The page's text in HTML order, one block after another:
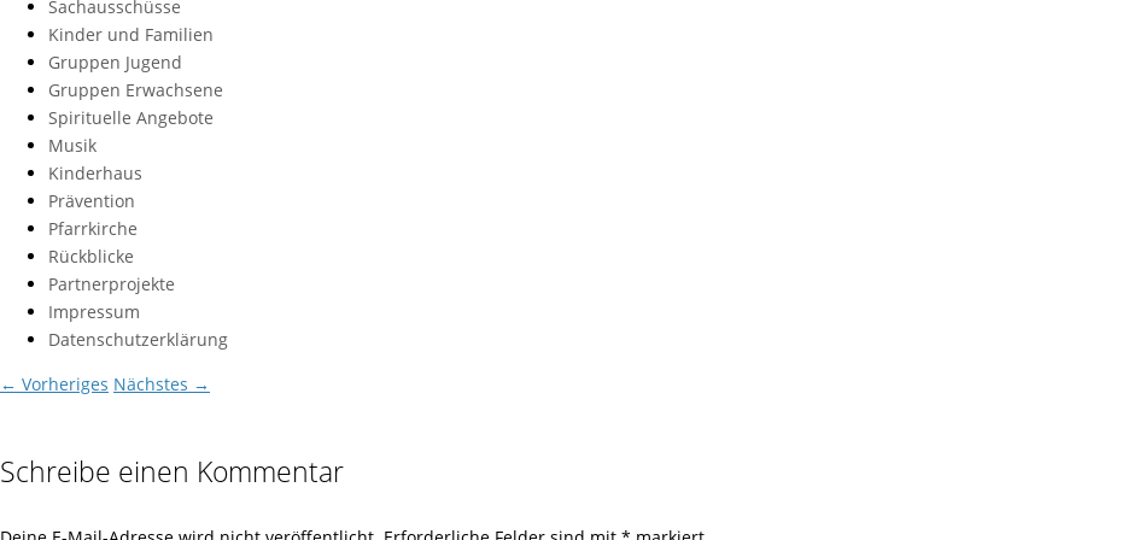
Sachausschüsse
Kinder und Familien
Gruppen Jugend
Gruppen Erwachsene
Spirituelle Angebote
Musik
Kinderhaus
Prävention
Pfarrkirche
Rückblicke
Partnerprojekte
Impressum
Datenschutzerklärung
← Vorheriges Nächstes →
Schreibe einen Kommentar